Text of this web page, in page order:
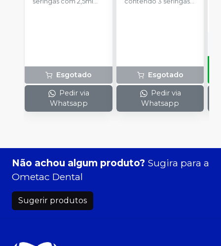
Esgotado
Pedir via
Whatsapp
Esgotado
Pedir via
Whatsapp
Não achou algum produto? Sugira para a
Ometac Dental
Sugerir produtos